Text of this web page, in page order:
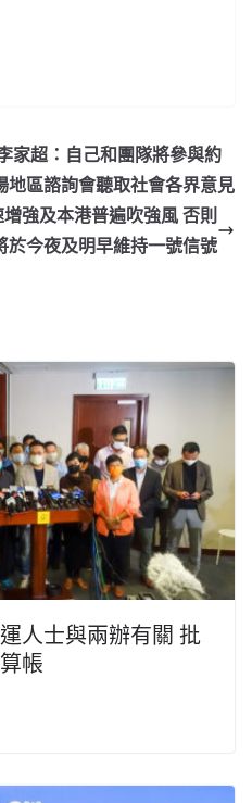
家超：自己和團隊將參與約
地區諮詢會聽取社會各界意見
強及本港普遍吹強風 否則
於今夜及明早維持一號信號
人士與兩辦有關 批
帳